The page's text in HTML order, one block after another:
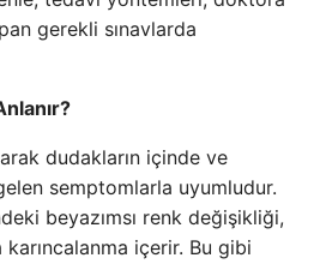
gerekli sınavlarda
dudakların içinde ve
semptomlarla uyumludur.
beyazımsı renk değişikliği,
içerir. Bu gibi